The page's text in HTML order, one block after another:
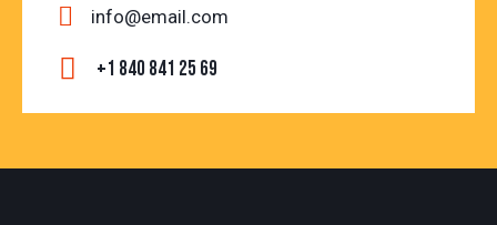
info@email.com
+1 840 841 25 69